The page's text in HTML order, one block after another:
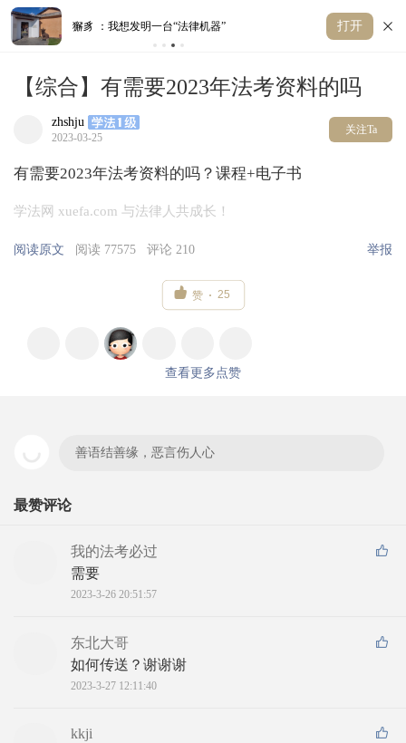
獬豸 ：我想发明一台“法律机器” 打开
【综合】有需要2023年法考资料的吗
zhshju
2023-03-25
关注Ta
有需要2023年法考资料的吗？课程+电子书
学法网 xuefa.com 与法律人共成长！
阅读原文 阅读 77575 评论 210 举报
 赞 25
查看更多点赞
善语结善缘，恶言伤人心
最赞评论
我的法考必过
需要
2023-3-26 20:51:57
东北大哥
如何传送？谢谢谢
2023-3-27 12:11:40
kkji